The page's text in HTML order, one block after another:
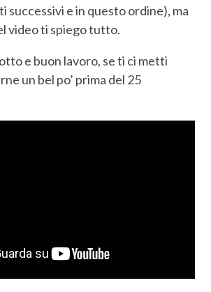
successivi e in questo ordine), ma
video ti spiego tutto.
e buon lavoro, se ti ci metti
un bel po’ prima del 25